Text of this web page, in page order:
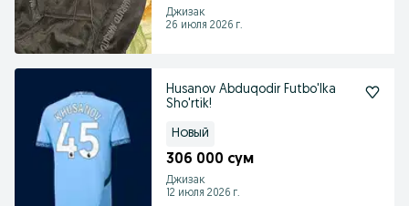
Джизак
26 июля 2026 г.
Husanov Abduqodir Futbo'lka
Sho'rtik!
Новый
306 000 сум
Джизак
12 июля 2026 г.